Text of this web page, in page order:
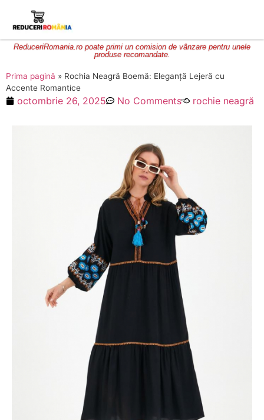
ReduceriRomania.ro poate primi un comision de vânzare pentru unele
produse recomandate.
Prima pagină » Rochia Neagră Boemă: Eleganță Lejeră cu
Accente Romantice
octombrie 26, 2025 No Comments rochie neagră